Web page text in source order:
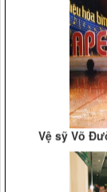
Vệ sỹ Võ